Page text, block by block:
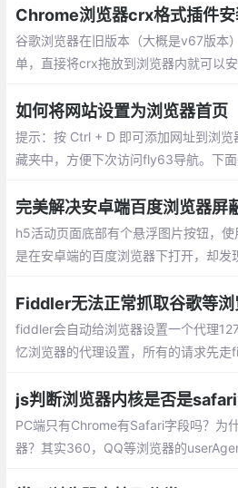
方法解决：表单提交的方式、onclick事
Chrome浏览器crx格式插件安
谷歌浏览器在旧版本（大概是v67版本
单，直接将crx拖放到浏览器内就可以
插件
如何将网站设置为浏览器首页
提示：按 Ctrl + D 即可添加网址到浏览
藏夹中，方便下次访问fly63导航。下
设为首页的方法;Firefox火狐浏览器设
的方法
h5活动页面底部有个悬浮图片按钮，
是在安卓端的百度浏览器下打开，却发
Fiddler无法正常抓取谷歌等
fiddler会自动给浏览器设置一个代理
忆浏览器的代理设置，所有的请求先
统代理选项。即可解决问题。
js判断浏览器内核是否是
PC端只有Chrome有Safari字段吗？为
器？其实360，QQ等浏览器的